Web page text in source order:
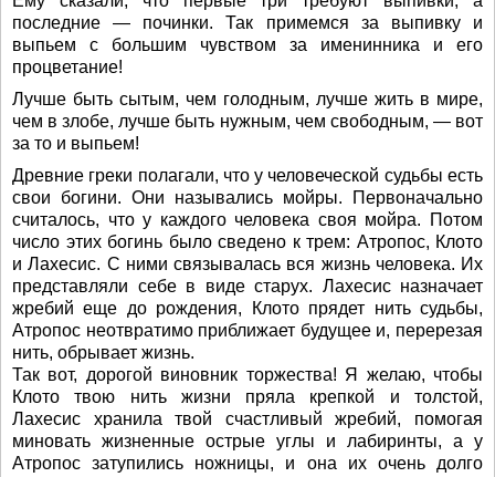
последние — починки. Так примемся за выпивку и
выпьем с большим чувством за именинника и его
процветание!
Лучше быть сытым, чем голодным, лучше жить в мире,
чем в злобе, лучше быть нужным, чем свободным, — вот
за то и выпьем!
Древние греки полагали, что у человеческой судьбы есть
свои богини. Они назывались мойры. Первоначально
считалось, что у каждого человека своя мойра. Потом
число этих богинь было сведено к трем: Атропос, Клото
и Лахесис. С ними связывалась вся жизнь человека. Их
представляли себе в виде старух. Лахесис назначает
жребий еще до рождения, Клото прядет нить судьбы,
Атропос неотвратимо приближает будущее и, перерезая
нить, обрывает жизнь.
Так вот, дорогой виновник торжества! Я желаю, чтобы
Клото твою нить жизни пряла крепкой и толстой,
Лахесис хранила твой счастливый жребий, помогая
миновать жизненные острые углы и лабиринты, а у
Атропос затупились ножницы, и она их очень долго